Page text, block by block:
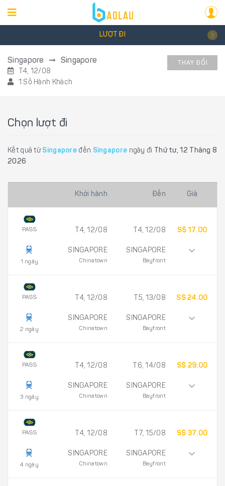
LƯỢT ĐI
Singapore Singapore
T4, 12/08
1 Số Hành Khách
THAY ĐỔI
Chọn lượt đi
Kết quả từ Singapore đến Singapore ngày đi Thứ tư, 12 Tháng 8
2026
Khởi hành Đến Giá
PASS
1 ngày
T4, 12/08
SINGAPORE
Chinatown
T4, 12/08
SINGAPORE
Bayfront
S$ 17.00
PASS
2 ngày
T4, 12/08
SINGAPORE
Chinatown
T5, 13/08
SINGAPORE
Bayfront
S$ 24.00
PASS
3 ngày
T4, 12/08
SINGAPORE
Chinatown
T6, 14/08
SINGAPORE
Bayfront
S$ 29.00
PASS
4 ngày
T4, 12/08
SINGAPORE
Chinatown
T7, 15/08
SINGAPORE
Bayfront
S$ 37.00